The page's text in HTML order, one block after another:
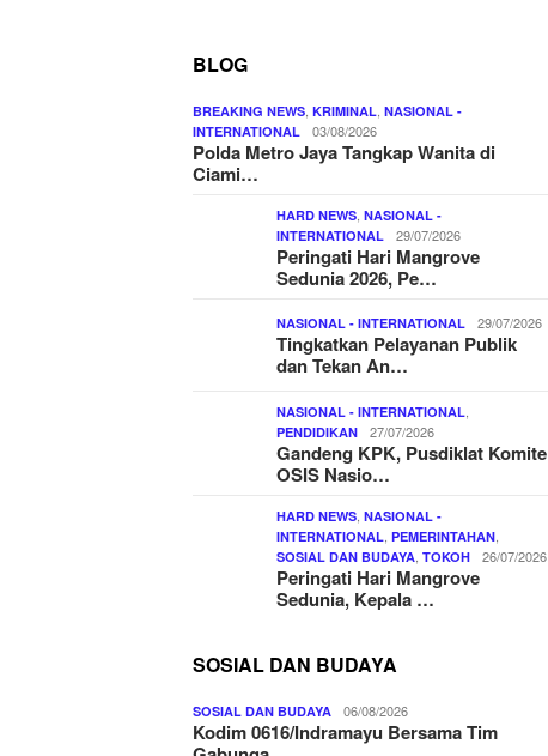
BLOG
BREAKING NEWS,KRIMINAL,NASIONAL -
INTERNATIONAL
03/08/2026
Polda Metro Jaya Tangkap Wanita di
Ciami…
HARD NEWS,NASIONAL -
INTERNATIONAL
29/07/2026
Peringati Hari Mangrove
Sedunia 2026, Pe…
NASIONAL - INTERNATIONAL 29/07/2026
Tingkatkan Pelayanan Publik
dan Tekan An…
NASIONAL - INTERNATIONAL,
PENDIDIKAN 27/07/2026
Gandeng KPK, Pusdiklat Komite
OSIS Nasio…
HARD NEWS,NASIONAL -
INTERNATIONAL,PEMERINTAHAN,
SOSIAL DAN BUDAYA,TOKOH 26/07/2026
Peringati Hari Mangrove
Sedunia, Kepala …
SOSIAL DAN BUDAYA
SOSIAL DAN BUDAYA 06/08/2026
Kodim 0616/Indramayu Bersama Tim